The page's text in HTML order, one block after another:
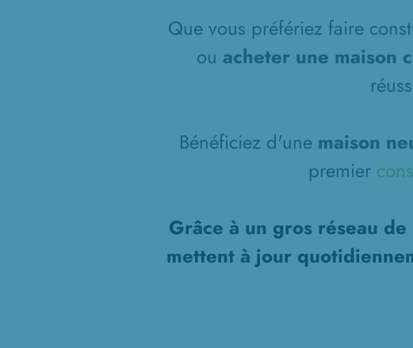
Que vous préfériez faire
ou acheter une maison
Bénéficiez d'une maison
premier
Grâce à un gros réseau
mettent à jour